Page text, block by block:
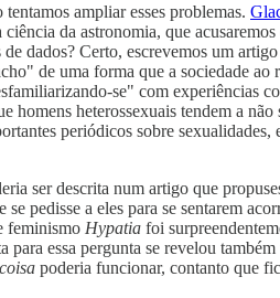
ampliar esses problemas.
da astronomia, que
dados? Certo, escrevemos um
de uma forma que a sociedade ao
se" com experiências
heterossexuais tendem a
periódicos sobre
ser descrita num artigo que
pedisse a eles para se sentarem
feminismo Hypatia foi
essa pergunta se revelou
poderia funcionar, contanto que